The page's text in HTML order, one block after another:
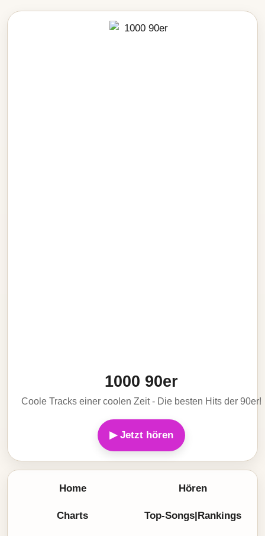
1000 90er
Coole Tracks einer coolen Zeit - Die besten Hits der 90er!
▶ Jetzt hören
Home Hören
Charts Top-Songs|Rankings